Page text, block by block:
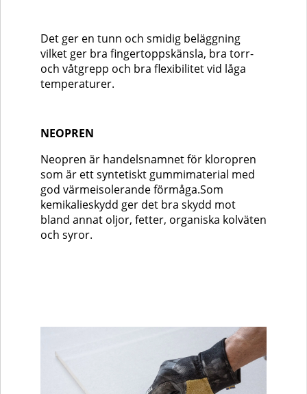
Det ger en tunn och smidig beläggning
vilket ger bra fingertoppskänsla, bra torr-
och våtgrepp och bra flexibilitet vid låga
temperaturer.
NEOPREN
Neopren är handelsnamnet för kloropren
som är ett syntetiskt gummimaterial med
god värmeisolerande förmåga.Som
kemikalieskydd ger det bra skydd mot
bland annat oljor, fetter, organiska kolväten
och syror.